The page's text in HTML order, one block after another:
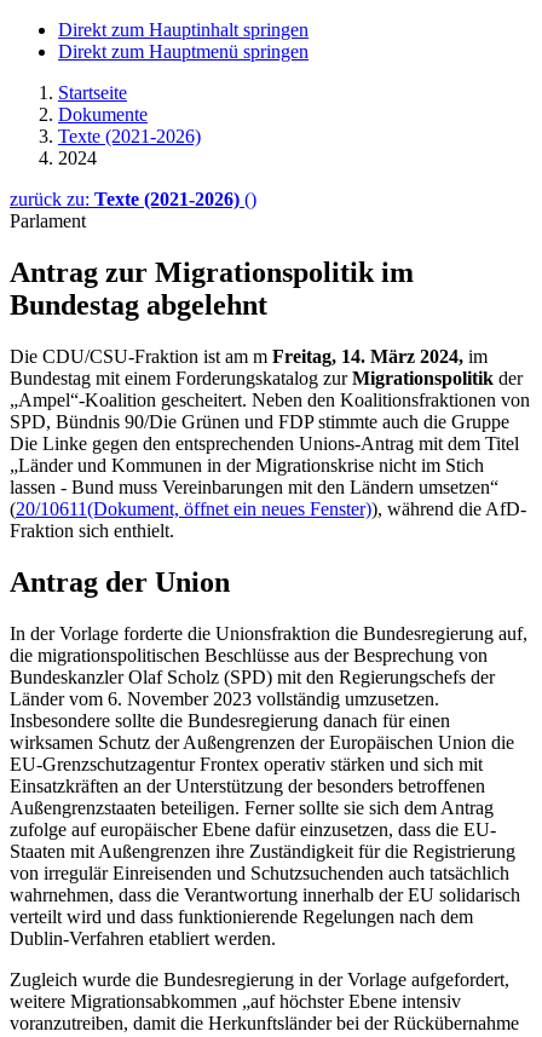
Direkt zum Hauptinhalt springen
Direkt zum Hauptmenü springen
Startseite
Dokumente
Texte (2021-2026)
2024
zurück zu: Texte (2021-2026) ()
Parlament
Antrag zur Migrationspolitik im
Bundestag abgelehnt
Die CDU/CSU-Fraktion ist am m Freitag, 14. März 2024, im
Bundestag mit einem Forderungskatalog zurMigrationspolitik der
„Ampel“-Koalition gescheitert. Neben den Koalitionsfraktionen von
SPD, Bündnis 90/Die Grünen und FDP stimmte auch die Gruppe
Die Linke gegen den entsprechenden Unions-Antrag mit dem Titel
„Länder und Kommunen in der Migrationskrise nicht im Stich
lassen - Bund muss Vereinbarungen mit den Ländern umsetzen“
(20/10611(Dokument, öffnet ein neues Fenster)), während die AfD-
Fraktion sich enthielt.
Antrag der Union
In der Vorlage forderte die Unionsfraktion die Bundesregierung auf,
die migrationspolitischen Beschlüsse aus der Besprechung von
Bundeskanzler Olaf Scholz (SPD) mit den Regierungschefs der
Länder vom 6. November 2023 vollständig umzusetzen.
Insbesondere sollte die Bundesregierung danach für einen
wirksamen Schutz der Außengrenzen der Europäischen Union die
EU-Grenzschutzagentur Frontex operativ stärken und sich mit
Einsatzkräften an der Unterstützung der besonders betroffenen
Außengrenzstaaten beteiligen. Ferner sollte sie sich dem Antrag
zufolge auf europäischer Ebene dafür einzusetzen, dass die EU-
Staaten mit Außengrenzen ihre Zuständigkeit für die Registrierung
von irregulär Einreisenden und Schutzsuchenden auch tatsächlich
wahrnehmen, dass die Verantwortung innerhalb der EU solidarisch
verteilt wird und dass funktionierende Regelungen nach dem
Dublin-Verfahren etabliert werden.
Zugleich wurde die Bundesregierung in der Vorlage aufgefordert,
weitere Migrationsabkommen „auf höchster Ebene intensiv
voranzutreiben, damit die Herkunftsländer bei der Rückübernahme